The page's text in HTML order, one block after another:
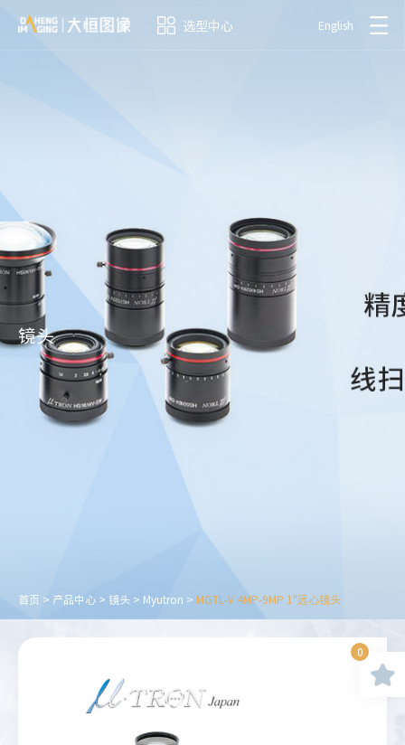
选型中心 English
镜头
首页 > 产品中心 > 镜头 > Myutron > MGTL-V 4MP-9MP 1"远心镜头
0